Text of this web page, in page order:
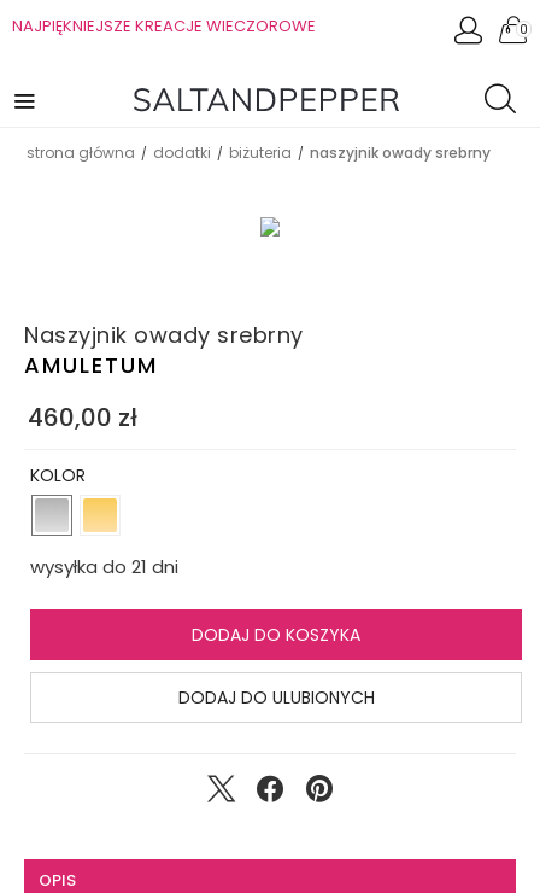
NAJPIĘKNIEJSZE KREACJE WIECZOROWE 0
strona główna / dodatki / biżuteria / naszyjnik owady srebrny
Naszyjnik owady srebrny
AMULETUM
460,00 zł
KOLOR
wysyłka do 21 dni
DODAJ DO KOSZYKA
DODAJ DO ULUBIONYCH
OPIS